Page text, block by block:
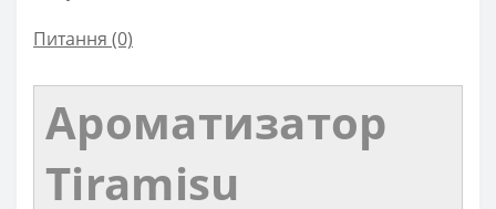
Питання (0)
Ароматизатор
Tiramisu